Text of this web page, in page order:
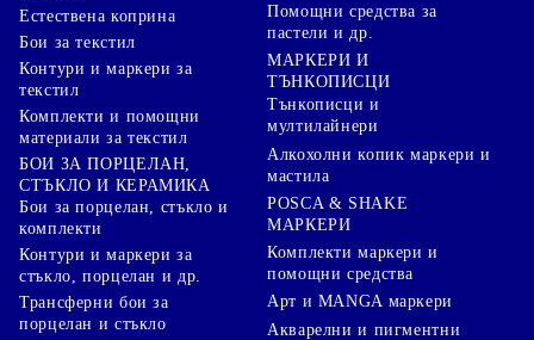
Естествена коприна
Бои за текстил
Контури и маркери за
текстил
Комплекти и помощни
материали за текстил
БОИ ЗА ПОРЦЕЛАН,
СТЪКЛО И КЕРАМИКА
Бои за порцелан, стъкло и
комплекти
Контури и маркери за
стъкло, порцелан и др.
Трансферни бои за
порцелан и стъкло
Помощни средства за
пастели и др.
МАРКЕРИ И
ТЪНКОПИСЦИ
Тънкописци и
мултилайнери
Алкохолни копик маркери и
мастила
POSCA & SHAKE
МАРКЕРИ
Комплекти маркери и
помощни средства
Арт и MANGA маркери
Акварелни и пигментни